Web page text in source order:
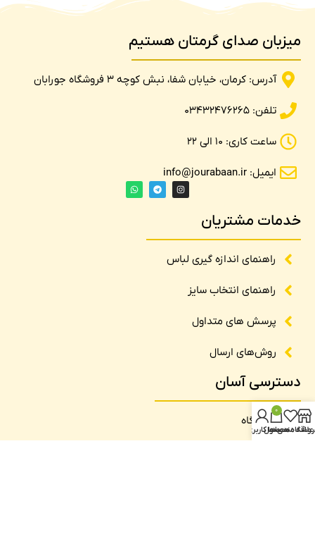
میزبان صدای گرمتان هستیم
آدرس: کرمان، خیابان شفا، نبش کوچه 3 فروشگاه جورابان
تلفن: 03432476265
ساعت کاری: 10 الی 22
ایمیل: info@jourabaan.ir
خدمات مشتریان
راهنمای اندازه گیری لباس
راهنمای انتخاب سایز
پرسش های متداول
روش‌های ارسال
دسترسی آسان
فروشگاه
علاقه مندی ها
0
محصول
حساب کاربری من